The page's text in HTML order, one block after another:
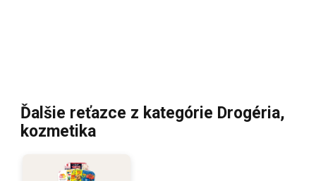
Ďalšie reťazce z kategórie Drogéria,
kozmetika